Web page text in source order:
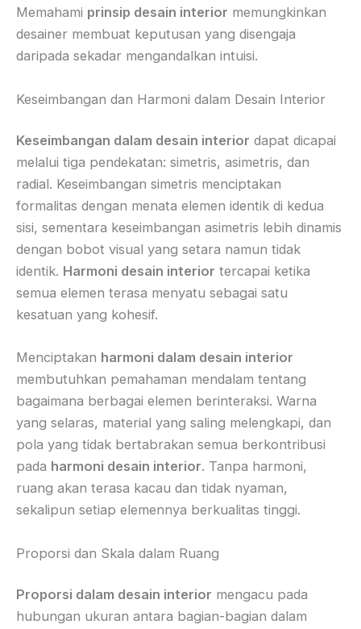
Memahami prinsip desain interior memungkinkan
desainer membuat keputusan yang disengaja
daripada sekadar mengandalkan intuisi.
Keseimbangan dan Harmoni dalam Desain Interior
Keseimbangan dalam desain interior dapat dicapai
melalui tiga pendekatan: simetris, asimetris, dan
radial. Keseimbangan simetris menciptakan
formalitas dengan menata elemen identik di kedua
sisi, sementara keseimbangan asimetris lebih dinamis
dengan bobot visual yang setara namun tidak
identik. Harmoni desain interior tercapai ketika
semua elemen terasa menyatu sebagai satu
kesatuan yang kohesif.
Menciptakan harmoni dalam desain interior
membutuhkan pemahaman mendalam tentang
bagaimana berbagai elemen berinteraksi. Warna
yang selaras, material yang saling melengkapi, dan
pola yang tidak bertabrakan semua berkontribusi
pada harmoni desain interior. Tanpa harmoni,
ruang akan terasa kacau dan tidak nyaman,
sekalipun setiap elemennya berkualitas tinggi.
Proporsi dan Skala dalam Ruang
Proporsi dalam desain interior mengacu pada
hubungan ukuran antara bagian-bagian dalam